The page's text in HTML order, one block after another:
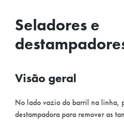
Seladores e
Visão geral
No lado vazio do barril na linha,
destampadora para remover as